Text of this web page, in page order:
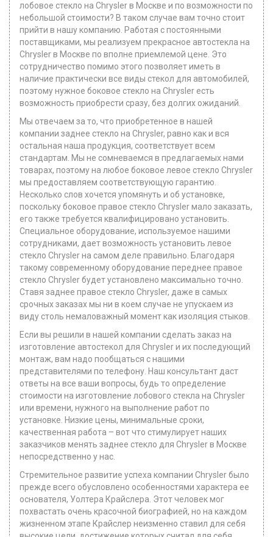
лобовое стекло на Chrysler в Москве и по возможности по
небольшой стоимости? В таком случае вам точно стоит
прийти в нашу компанию. Работая с постоянными
поставщиками, мы реализуем прекрасное автостекла на
Chrysler в Москве по вполне приемлемой цене. Это
сотрудничество помимо этого позволяет иметь в
наличие практически все виды стекол для автомобилей,
поэтому нужное боковое стекло на Chrysler есть
возможность приобрести сразу, без долгих ожиданий.
Мы отвечаем за то, что приобретенное в нашей
компании заднее стекло на Chrysler, равно как и вся
остальная наша продукция, соответствует всем
стандартам. Мы не сомневаемся в предлагаемых нами
товарах, поэтому на любое боковое левое стекло Chrysler
мы предоставляем соответствующую гарантию.
Несколько слов хочется упомянуть и об установке,
поскольку боковое правое стекло Chrysler мало заказать,
его также требуется квалифицировано установить.
Специальное оборудование, используемое нашими
сотрудниками, дает возможность установить левое
стекло Chrysler на самом деле правильно. Благодаря
такому современному оборудование переднее правое
стекло Chrysler будет установлено максимально точно.
Ставя заднее правое стекло Chrysler, даже в самых
срочных заказах мы ни в коем случае не упускаем из
виду столь немаловажный момент как изоляция стыков.
Если вы решили в нашей компании сделать заказ на
изготовление автостекол для Chrysler и их последующий
монтаж, вам надо пообщаться с нашими
представителями по телефону. Наш консультант даст
ответы на все ваши вопросы, будь то определение
стоимости на изготовление лобового стекла на Chrysler
или времени, нужного на выполнение работ по
установке. Низкие цены, минимальные сроки,
качественная работа – вот что стимулирует наших
заказчиков менять заднее стекло для Chrysler в Москве
непосредственно у нас.
Стремительное развитие успеха компании Chrysler было
прежде всего обусловлено особенностями характера ее
основателя, Уолтера Крайслера. Этот человек мог
похвастать очень красочной биографией, но на каждом
жизненном этапе Крайслер неизменно ставил для себя